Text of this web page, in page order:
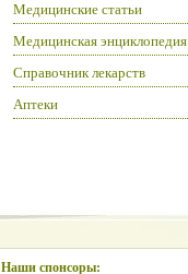
Медицинские статьи
Медицинская энциклопедия
Справочник лекарств
Аптеки
Наши спонсоры: